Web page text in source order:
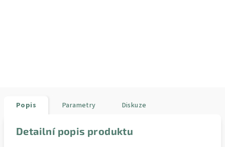
Popis Parametry Diskuze
Detailní popis produktu